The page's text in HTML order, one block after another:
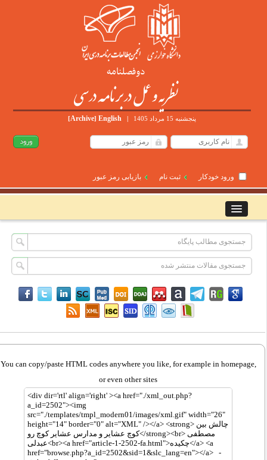
دوفصلنامه
نظریه و عمل در برنامه درسیپنجشنبه 15 مرداد 1405 |
English
[Archive]
ورود خودکار ثبت نام بازیابی رمز عبور
You can copy/paste HTML codes anywhere you like, for example in homepage,
or even other sites